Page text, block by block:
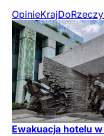
OpinieKraj
Ewakuacja hotelu